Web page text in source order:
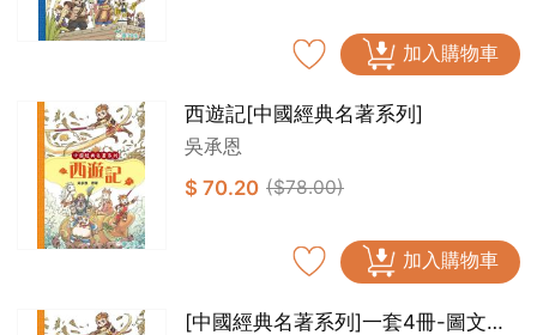
加入購物車
西遊記[中國經典名著系列]
吳承恩
$ 70.20 ($78.00)
加入購物車
[中國經典名著系列]一套4冊-圖文彩